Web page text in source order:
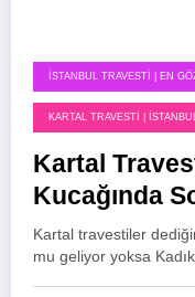
İSTANBUL TRAVESTI | EN
KARTAL TRAVESTI |
Kartal
Kucağında
Kartal travestiler
mu geliyor yoksa